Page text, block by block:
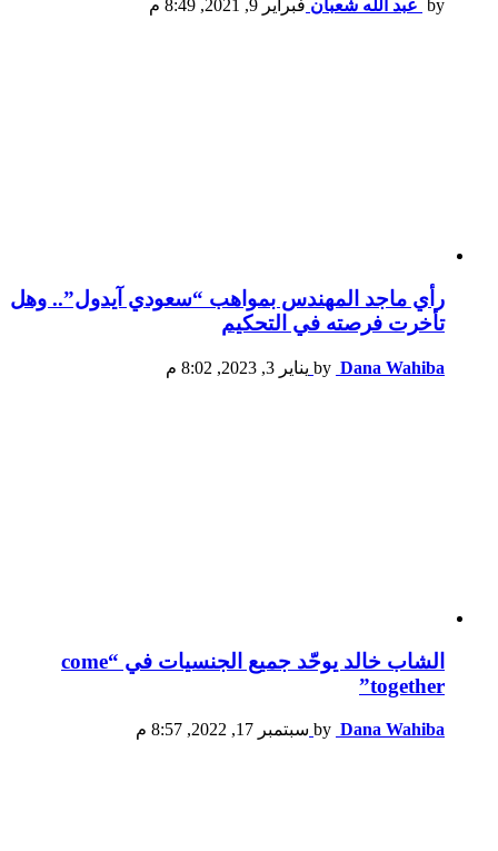
by عبد الله شعبان فبراير 9, 2021, 8:49 م
رأي ماجد المهندس بمواهب “سعودي آيدول”.. وهل
تأخرت فرصته في التحكيم
by Dana Wahiba يناير 3, 2023, 8:02 م
الشاب خالد يوحّد جميع الجنسيات في “come
together”
by Dana Wahiba سبتمبر 17, 2022, 8:57 م